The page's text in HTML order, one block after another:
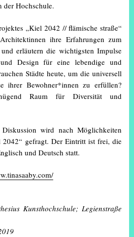
der Hochschule.
„Kiel 2042 // flämische straße“
ihre Erfahrungen zum
erläutern die wichtigsten Impulse
Design für eine lebendige und
Städte heute, um die universell
ihrer Bewohner*innen zu erfüllen?
Raum für Diversität und
wird nach Möglichkeiten
gefragt. Der Eintritt ist frei, die
und Deutsch statt.
Kunsthochschule; Legienstraße